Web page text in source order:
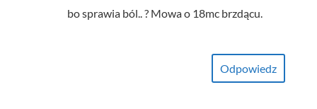
bo sprawia ból.. ? Mowa o 18mc brzdącu.
Odpowiedz